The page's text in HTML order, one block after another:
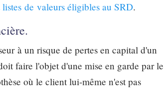
listes de valeurs éligibles au SRD.
à un risque de pertes en capital d'un
faire l'objet d'une mise en garde par le
où le client lui-même n'est pas